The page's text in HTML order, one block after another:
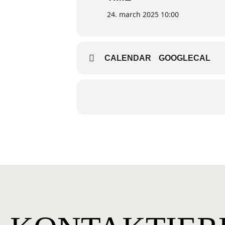
24. march 2025 10:00
CALENDAR GOOGLECAL